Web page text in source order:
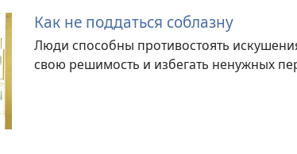
Как не поддаться соблазну
Люди способны противостоять
свою решимость и избегать ненужных